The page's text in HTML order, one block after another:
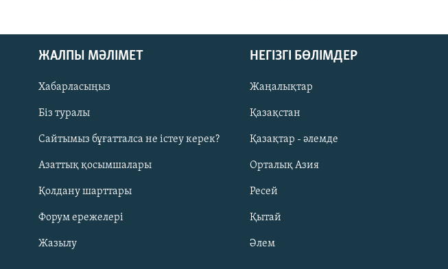
Русский
ЖАЗЫЛЫҢЫЗ
ЖАЛПЫ МӘЛІМЕТ
Хабарласыңыз
Біз туралы
Сайтымыз бұғатталса не істеу керек?
Азаттық қосымшалары
Қолдану шарттары
Форум ережелері
Жазылу
НЕГІЗГІ БӨЛІМДЕР
Жаңалықтар
Қазақстан
Қазақтар - әлемде
Орталық Азия
Ресей
Қытай
Әлем